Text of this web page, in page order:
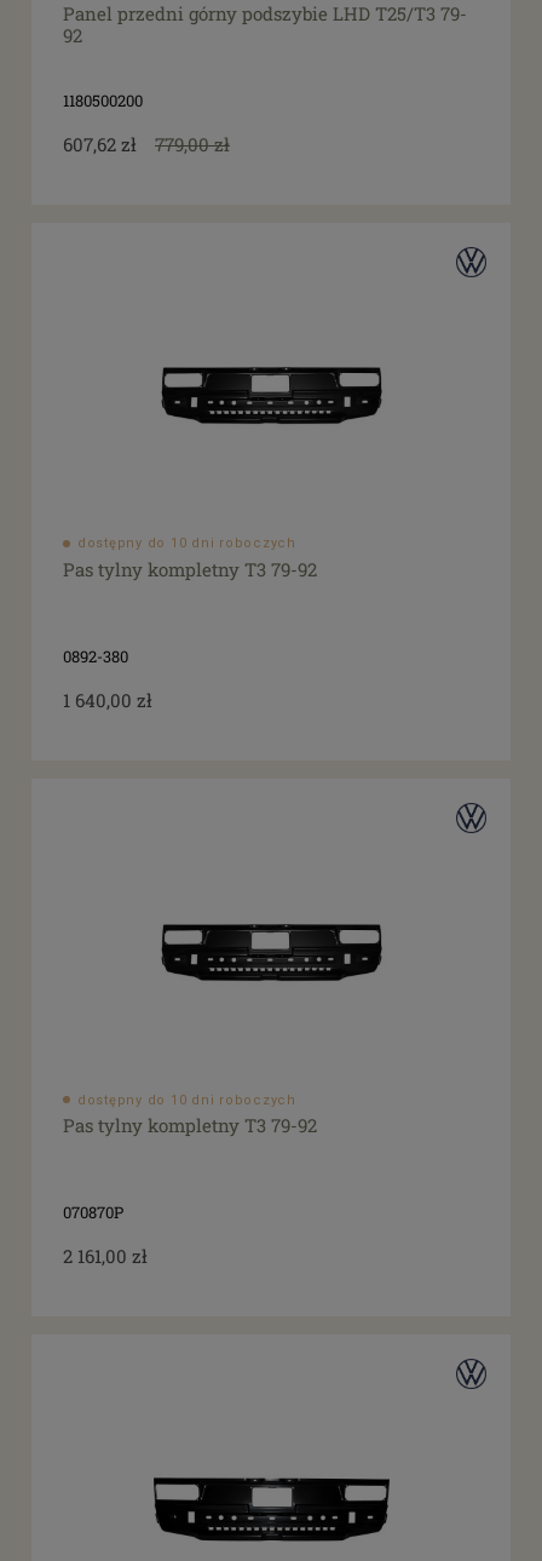
Panel przedni górny podszybie LHD T25/T3 79-
92
1180500200
607,62 zł 779,00 zł
dostępny do 10 dni roboczych
Pas tylny kompletny T3 79-92
0892-380
1 640,00 zł
dostępny do 10 dni roboczych
Pas tylny kompletny T3 79-92
070870P
2 161,00 zł